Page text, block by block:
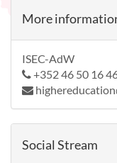
More
ISEC-AdW
+352 46 50 16
Social Stream